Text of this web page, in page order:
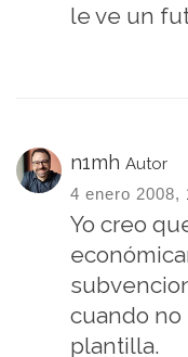
le ve un
n1mh Autor
4 enero 2008,
Yo creo
cuando
plantilla.